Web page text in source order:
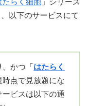
以下のサービスにて
、かつ「 はたらく
点で見放題にな
ビスは以下の通